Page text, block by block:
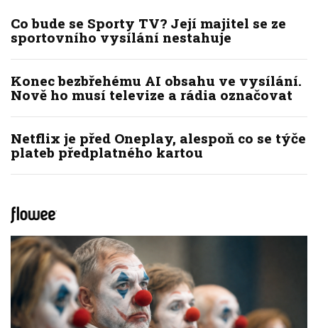
Co bude se Sporty TV? Její majitel se ze
sportovního vysílání nestahuje
Konec bezbřehému AI obsahu ve vysílání.
Nově ho musí televize a rádia označovat
Netflix je před Oneplay, alespoň co se týče
plateb předplatného kartou